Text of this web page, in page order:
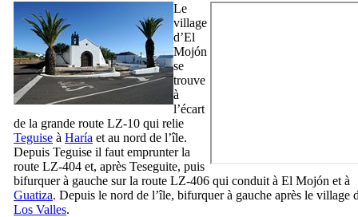
Le
village
d’El
Mojón
se
trouve
à
l’écart
de la grande route LZ-10 qui relie
Teguise à Haría et au nord de l’île.
Depuis Teguise il faut emprunter la
route LZ-404 et, après Teseguite, puis
bifurquer à gauche sur la route LZ-406 qui conduit à El Mojón et à
Guatiza. Depuis le nord de l’île, bifurquer à gauche après le village
Los Valles.